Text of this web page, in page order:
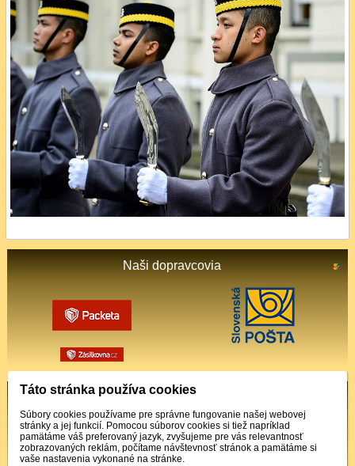
Naši dopravcovia
Podporované platby
Táto stránka používa cookies
Súbory cookies používame pre správne fungovanie našej webovej
stránky a jej funkcií. Pomocou súborov cookies si tiež napríklad
pamätáme váš preferovaný jazyk, zvyšujeme pre vás relevantnosť
zobrazovaných reklám, počítame návštevnosť stránok a pamätáme si
vaše nastavenia vykonané na stránke.